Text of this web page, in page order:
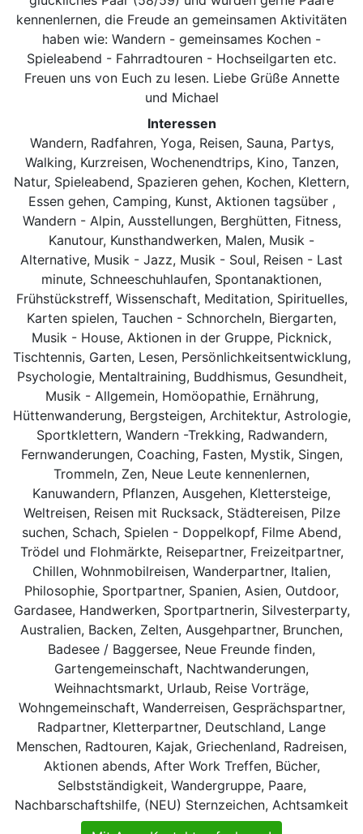
kennenlernen, die Freude an gemeinsamen Aktivitäten
haben wie: Wandern - gemeinsames Kochen -
Spieleabend - Fahrradtouren - Hochseilgarten etc.
Freuen uns von Euch zu lesen. Liebe Grüße Annette
und Michael
Interessen
Wandern, Radfahren, Yoga, Reisen, Sauna, Partys,
Walking, Kurzreisen, Wochenendtrips, Kino, Tanzen,
Natur, Spieleabend, Spazieren gehen, Kochen, Klettern,
Essen gehen, Camping, Kunst, Aktionen tagsüber ,
Wandern - Alpin, Ausstellungen, Berghütten, Fitness,
Kanutour, Kunsthandwerken, Malen, Musik -
Alternative, Musik - Jazz, Musik - Soul, Reisen - Last
minute, Schneeschuhlaufen, Spontanaktionen,
Frühstückstreff, Wissenschaft, Meditation, Spirituelles,
Karten spielen, Tauchen - Schnorcheln, Biergarten,
Musik - House, Aktionen in der Gruppe, Picknick,
Tischtennis, Garten, Lesen, Persönlichkeitsentwicklung,
Psychologie, Mentaltraining, Buddhismus, Gesundheit,
Musik - Allgemein, Homöopathie, Ernährung,
Hüttenwanderung, Bergsteigen, Architektur, Astrologie,
Sportklettern, Wandern -Trekking, Radwandern,
Fernwanderungen, Coaching, Fasten, Mystik, Singen,
Trommeln, Zen, Neue Leute kennenlernen,
Kanuwandern, Pflanzen, Ausgehen, Klettersteige,
Weltreisen, Reisen mit Rucksack, Städtereisen, Pilze
suchen, Schach, Spielen - Doppelkopf, Filme Abend,
Trödel und Flohmärkte, Reisepartner, Freizeitpartner,
Chillen, Wohnmobilreisen, Wanderpartner, Italien,
Philosophie, Sportpartner, Spanien, Asien, Outdoor,
Gardasee, Handwerken, Sportpartnerin, Silvesterparty,
Australien, Backen, Zelten, Ausgehpartner, Brunchen,
Badesee / Baggersee, Neue Freunde finden,
Gartengemeinschaft, Nachtwanderungen,
Weihnachtsmarkt, Urlaub, Reise Vorträge,
Wohngemeinschaft, Wanderreisen, Gesprächspartner,
Radpartner, Kletterpartner, Deutschland, Lange
Menschen, Radtouren, Kajak, Griechenland, Radreisen,
Aktionen abends, After Work Treffen, Bücher,
Selbstständigkeit, Wandergruppe, Paare,
Nachbarschaftshilfe, (NEU) Sternzeichen, Achtsamkeit